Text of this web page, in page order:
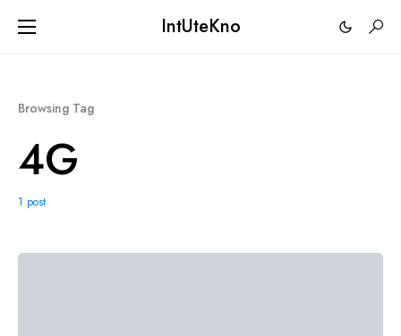
IntUteKno
Browsing Tag
4G
1 post